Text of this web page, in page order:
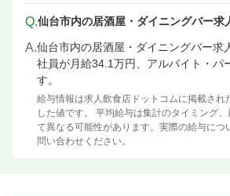
Q.仙台市内の居酒屋・ダイニングバー求
A.仙台市内の居酒屋・ダイニングバー求
社員が月給34.1万円、アルバイト・パ
す。
給与情報は求人飲食店ドットコムに掲載され
した値です。 平均給与は集計のタイミング
て異なる可能性があります。実際の給与につ
問い合わせください。